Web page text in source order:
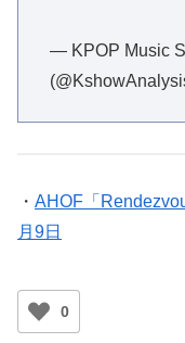
— KPOP Music
・ AHOF「
月9日
0